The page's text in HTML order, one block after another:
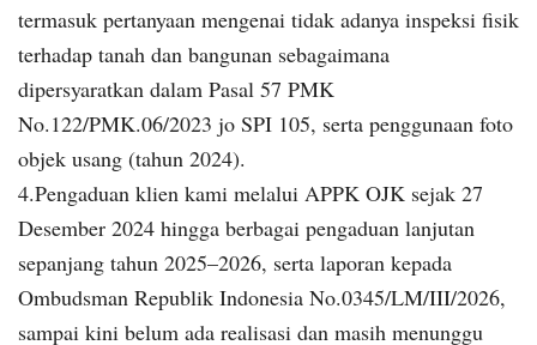
termasuk pertanyaan mengenai tidak adanya inspeksi fisik
terhadap tanah dan bangunan sebagaimana
dipersyaratkan dalam Pasal 57 PMK
No.122/PMK.06/2023 jo SPI 105, serta penggunaan foto
objek usang (tahun 2024).
4.Pengaduan klien kami melalui APPK OJK sejak 27
Desember 2024 hingga berbagai pengaduan lanjutan
sepanjang tahun 2025–2026, serta laporan kepada
Ombudsman Republik Indonesia No.0345/LM/III/2026,
sampai kini belum ada realisasi dan masih menunggu